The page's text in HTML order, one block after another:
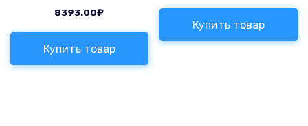
8393.00₽
Купить товар
Купить товар